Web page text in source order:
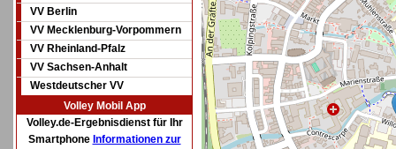
VV Berlin
VV Mecklenburg-Vorpommern
VV Rheinland-Pfalz
VV Sachsen-Anhalt
Westdeutscher VV
Volley Mobil App
Volley.de-Ergebnisdienst für Ihr
Smartphone Informationen zur